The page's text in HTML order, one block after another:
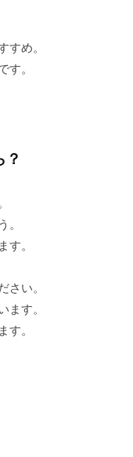
すめ。
す。
？
。
す。
さい。
ます。
す。